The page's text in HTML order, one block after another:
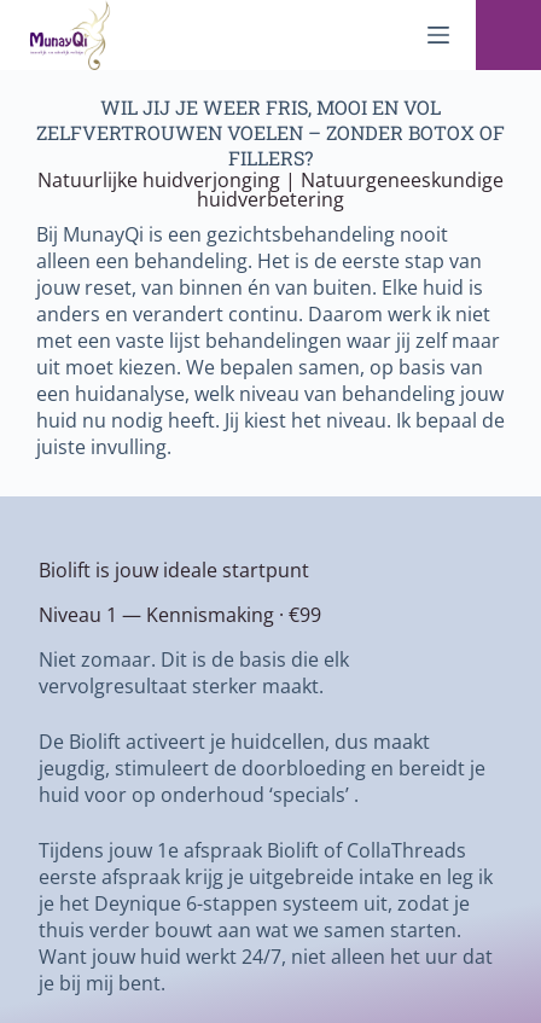
WIL JIJ JE WEER FRIS, MOOI EN VOL
ZELFVERTROUWEN VOELEN – ZONDER BOTOX OF
FILLERS?
Natuurlijke huidverjonging | Natuurgeneeskundige
huidverbetering
Bij MunayQi is een gezichtsbehandeling nooit
alleen een behandeling. Het is de eerste stap van
jouw reset, van binnen én van buiten. Elke huid is
anders en verandert continu. Daarom werk ik niet
met een vaste lijst behandelingen waar jij zelf maar
uit moet kiezen. We bepalen samen, op basis van
een huidanalyse, welk niveau van behandeling jouw
huid nu nodig heeft. Jij kiest het niveau. Ik bepaal de
juiste invulling.
Biolift is jouw ideale startpunt
Niveau 1 — Kennismaking · €99
Niet zomaar. Dit is de basis die elk
vervolgresultaat sterker maakt.
De Biolift activeert je huidcellen, dus maakt
jeugdig, stimuleert de doorbloeding en bereidt je
huid voor op onderhoud ‘specials’ .
Tijdens jouw 1e afspraak Biolift of CollaThreads
eerste afspraak krijg je uitgebreide intake en leg ik
je het Deynique 6-stappen systeem uit, zodat je
thuis verder bouwt aan wat we samen starten.
Want jouw huid werkt 24/7, niet alleen het uur dat
je bij mij bent.